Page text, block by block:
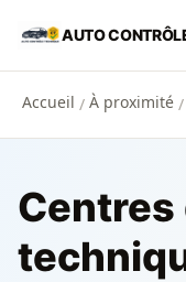
Aller au contenu
AUTO
Accueil / À proximité /
Centres